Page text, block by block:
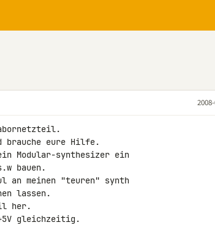
brauche eure Hilfe.
Modular-synthesizer ein
bauen.
an meinen "teuren" synth
lassen.
her.
gleichzeitig.